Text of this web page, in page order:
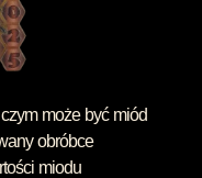
może być miód
obróbce
miodu